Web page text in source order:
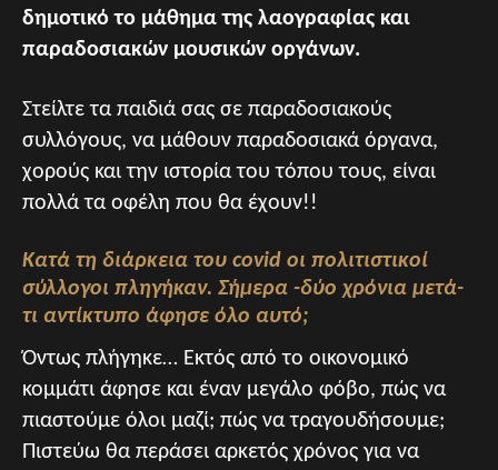
δημοτικό το μάθημα της λαογραφίας και
παραδοσιακών μουσικών οργάνων.
Στείλτε τα παιδιά σας σε παραδοσιακούς
συλλόγους, να μάθουν παραδοσιακά όργανα,
χορούς και την ιστορία του τόπου τους, είναι
πολλά τα οφέλη που θα έχουν!!
Κατά τη διάρκεια του covid οι πολιτιστικοί
σύλλογοι πληγήκαν. Σήμερα -δύο χρόνια μετά-
τι αντίκτυπο άφησε όλο αυτό;
Όντως πλήγηκε… Εκτός από το οικονομικό
κομμάτι άφησε και έναν μεγάλο φόβο, πώς να
πιαστούμε όλοι μαζί; πώς να τραγουδήσουμε;
Πιστεύω θα περάσει αρκετός χρόνος για να